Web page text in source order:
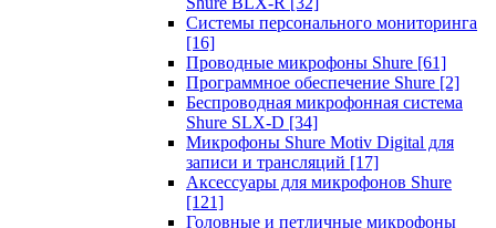
Системы персонального мониторинга
[16]
Проводные микрофоны Shure [61]
Программное обеспечение Shure [2]
Беспроводная микрофонная система
Shure SLX-D [34]
Микрофоны Shure Motiv Digital для
записи и трансляций [17]
Аксессуары для микрофонов Shure
[121]
Головные и петличные микрофоны